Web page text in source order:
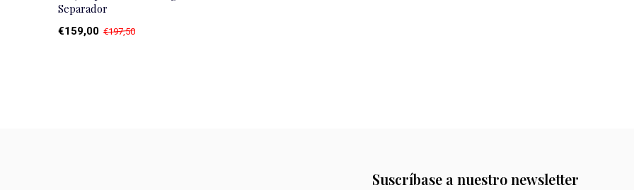
Separador
€159,00 €197,50
Suscríbase a nuestro newsletter